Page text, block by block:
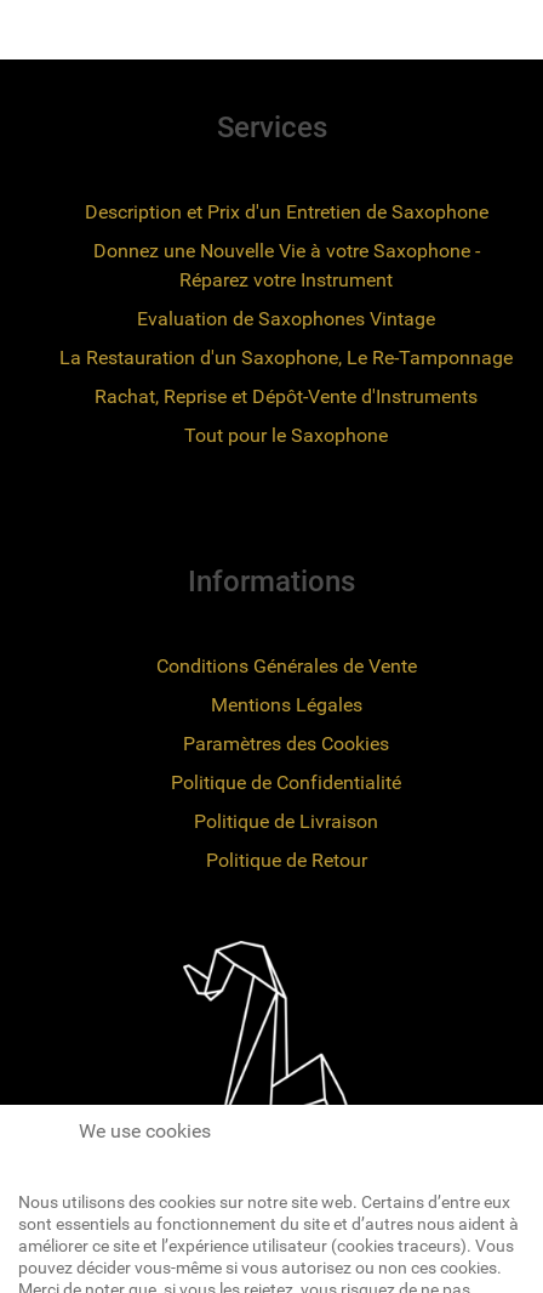
Services
Description et Prix d'un Entretien de Saxophone
Donnez une Nouvelle Vie à votre Saxophone -
Réparez votre Instrument
Evaluation de Saxophones Vintage
La Restauration d'un Saxophone, Le Re-Tamponnage
Rachat, Reprise et Dépôt-Vente d'Instruments
Tout pour le Saxophone
Informations
Conditions Générales de Vente
Mentions Légales
Paramètres des Cookies
Politique de Confidentialité
Politique de Livraison
Politique de Retour
Réseaux Sociaux
We use cookies
Nous utilisons des cookies sur notre site web. Certains d’entre eux
sont essentiels au fonctionnement du site et d’autres nous aident à
améliorer ce site et l’expérience utilisateur (cookies traceurs). Vous
pouvez décider vous-même si vous autorisez ou non ces cookies.